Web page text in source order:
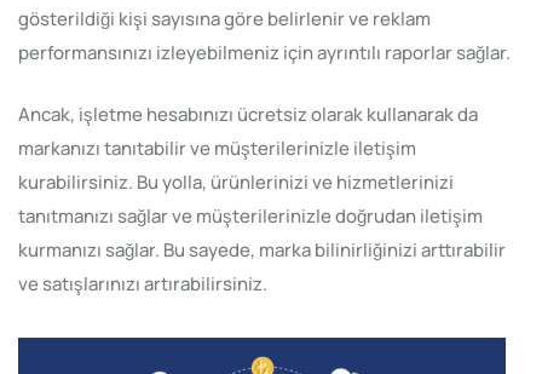
gösterildiği kişi sayısına göre belirlenir ve reklam
performansınızı izleyebilmeniz için ayrıntılı raporlar sağlar.
Ancak, işletme hesabınızı ücretsiz olarak kullanarak da
markanızı tanıtabilir ve müşterilerinizle iletişim
kurabilirsiniz. Bu yolla, ürünlerinizi ve hizmetlerinizi
tanıtmanızı sağlar ve müşterilerinizle doğrudan iletişim
kurmanızı sağlar. Bu sayede, marka bilinirliğinizi arttırabilir
ve satışlarınızı artırabilirsiniz.